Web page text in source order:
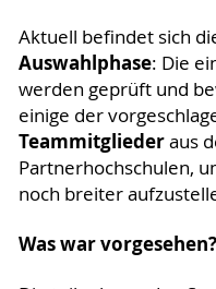
Aktuell befindet sich
Auswahlphase: Die
werden geprüft und
einige der
Teammitgliederaus
Partnerhochschulen,
noch breiter
Was war vorgesehen?